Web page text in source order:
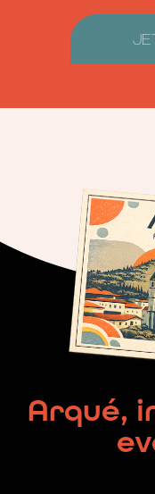
Arqué,